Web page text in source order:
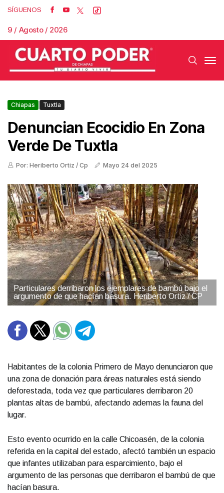
SÍGUENOS
9 / Agosto / 2026
Chiapas Tuxtla
Denuncian Ecocidio En Zona
Verde De Tuxtla
Por: Heriberto Ortiz / Cp Mayo 24 del 2025
Particulares derribaron los ejemplares de bambú bajo el
argumento de que hacían basura. Heriberto Ortiz / CP
Habitantes de la colonia Primero de Mayo denunciaron que
una zona de donación para áreas naturales está siendo
deforestada, toda vez que particulares derribaron 20
plantas altas de bambú, afectando ademas la fauna del
lugar.
Esto evento ocurrido en la calle Chicoasén, de la colonia
referida en la capital del estado, afectó también un espacio
que infantes utilizaban para esparcimiento, bajo el
argumento de las personas que derribaron el bambú de que
hacían basura.